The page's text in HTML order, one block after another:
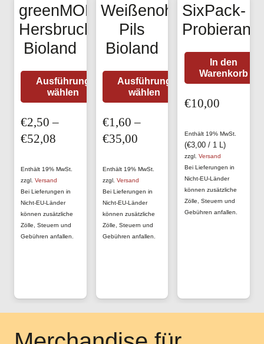
greenMONKey
Hersbrucker
Bioland
Ausführung
wählen
Dieses
Produkt
mehrere
Varianten
Die
Optionen
können
auf
€2,50 –
€52,08 Preisspanne:
bis
€52,08
Enthält 19% MwSt.
zzgl.Versand
Bei Lieferungen in
Nicht-EU-Länder
können zusätzliche
Zölle, Steuern und
Gebühren anfallen.
Weißenoher
Pils
Bioland
Ausführung
wählen
Dieses
weist
Varianten
auf.
Die
Optionen
können
€1,60 –
€35,00Preisspanne:
bis
€35,00
Enthält 19% MwSt.
zzgl. Versand
Bei Lieferungen in
Nicht-EU-Länder
können zusätzliche
Zölle, Steuern und
Gebühren anfallen.
SixPack-
In den
Warenkorb
€10,00
Enthält 19% MwSt.
(€3,00/ 1 L)
zzgl. Versand
Bei Lieferungen in
Nicht-EU-Länder
können zusätzliche
Zölle, Steuern und
Gebühren anfallen.